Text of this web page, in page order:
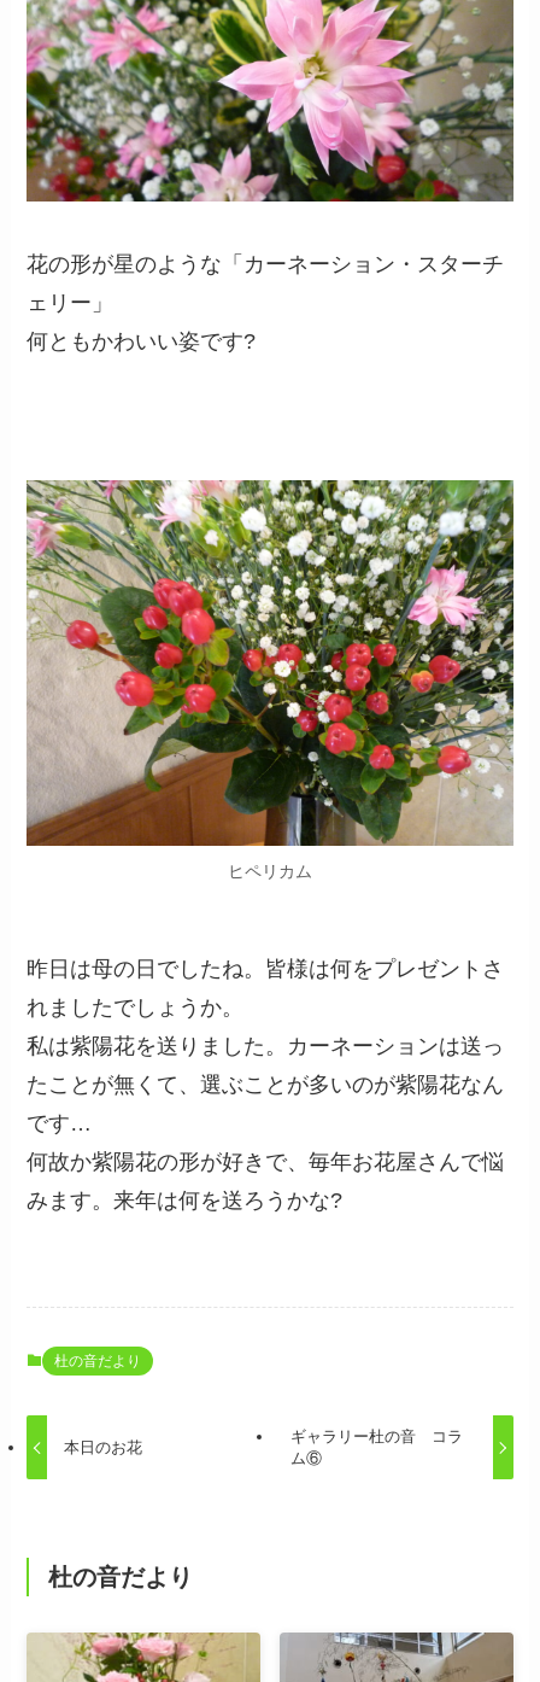
花の形が星のような「カーネーション・スターチ
ェリー」
何ともかわいい姿です?
ヒペリカム
昨日は母の日でしたね。皆様は何をプレゼントさ
れましたでしょうか。
私は紫陽花を送りました。カーネーションは送っ
たことが無くて、選ぶことが多いのが紫陽花なん
です…
何故か紫陽花の形が好きで、毎年お花屋さんで悩
みます。来年は何を送ろうかな?
杜の音だより
本日のお花
ギャラリー杜の音 コラ
ム⑥
杜の音だより